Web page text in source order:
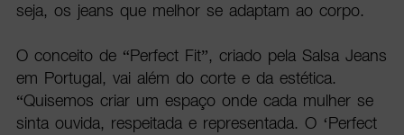
seja, os jeans que melhor se adaptam ao corpo.
O conceito de “Perfect Fit”, criado pela Salsa Jeans
em Portugal, vai além do corte e da estética.
“Quisemos criar um espaço onde cada mulher se
sinta ouvida, respeitada e representada. O ‘Perfect